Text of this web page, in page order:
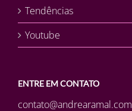
Tendências
Youtube
ENTRE EM CONTATO
contato@andrearamal.com